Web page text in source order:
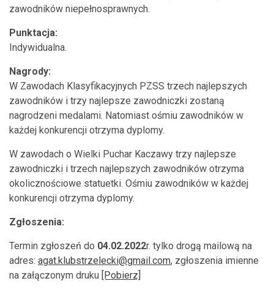
zawodników niepełnosprawnych.
Punktacja:
Indywidualna.
Nagrody:
W Zawodach Klasyfikacyjnych PZSS trzech najlepszych
zawodników i trzy najlepsze zawodniczki zostaną
nagrodzeni medalami. Natomiast ośmiu zawodników w
każdej konkurencji otrzyma dyplomy.
W zawodach o Wielki Puchar Kaczawy trzy najlepsze
zawodniczki i trzech najlepszych zawodników otrzyma
okolicznościowe statuetki. Ośmiu zawodników w każdej
konkurencji otrzyma dyplomy.
Zgłoszenia:
Termin zgłoszeń do 04.02.2022r. tylko drogą mailową na
adres: agat.klubstrzelecki@gmail.com, zgłoszenia imienne
na załączonym druku [Pobierz]